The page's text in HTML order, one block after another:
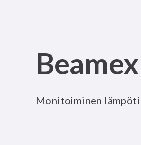
Monitoiminen